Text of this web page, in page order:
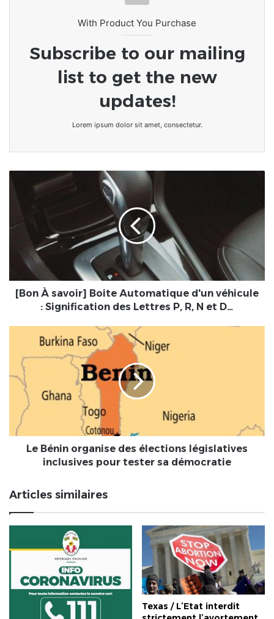
With Product You Purchase
Subscribe to our mailing
list to get the new
updates!
Lorem ipsum dolor sit amet, consectetur.
Automatique
Signification
des[Bon À savoir] Boite Automatique d'un véhicule
: Signification des Lettres P, R, N et D…
organise
élections
législatives
inclusives
pour
tester
démocratie
Le Bénin organise des élections législatives
inclusives pour tester sa démocratie
Articles similaires
Texas / L’Etat interdit